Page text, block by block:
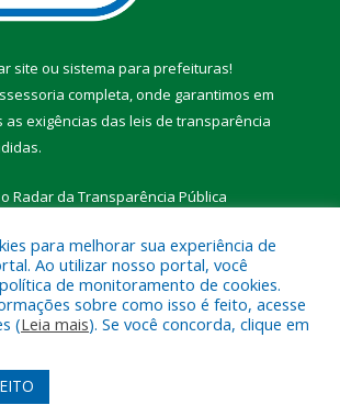
site ou sistema para prefeituras!
completa, onde garantimos em
exigências das leis de transparência
Radar da Transparência Pública
a Prefeitura Municipal de Vitória do
Xingu.
Área Administrativa
para melhorar sua experiência de
Ao utilizar nosso portal, você
de monitoramento de cookies.
sobre como isso é feito, acesse
(Leia mais). Se você concorda, clique em